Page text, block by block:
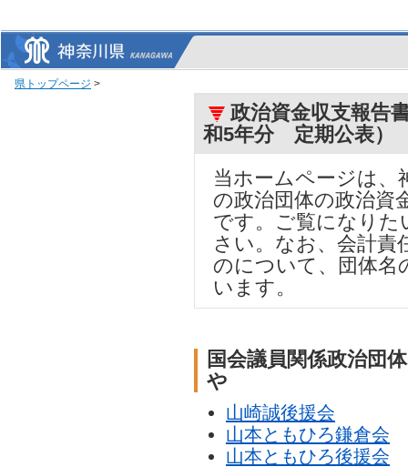
県トップページ >
政治資金収支報告
和5年分 定期公表）
当ホームページは、
の政治団体の政治資
です。ご覧になりた
さい。なお、会計責
のについて、団体名
います。
国会議員関係政治
や
山崎誠後援会
山本ともひろ鎌倉会
山本ともひろ後援会